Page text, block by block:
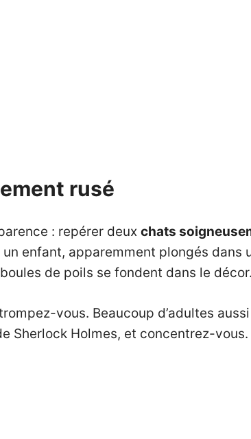
rusé
: repérer deux chats
enfant, apparemment plongés dans
de poils se fondent dans le décor.
vous. Beaucoup d’adultes
Sherlock Holmes, et concentrez-vous.